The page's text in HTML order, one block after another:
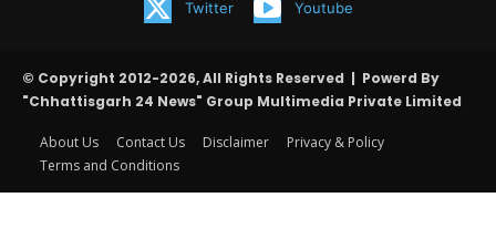
Twitter Youtube
© Copyright 2012-2026, All Rights Reserved | Powerd By
"Chhattisgarh 24 News" Group Multimedia Private Limited
About Us Contact Us Disclaimer
Privacy & Policy
Terms and Conditions